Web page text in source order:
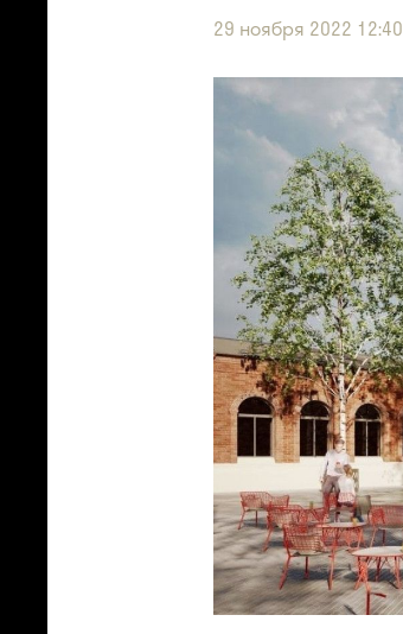
29 ноября 2022 12:40